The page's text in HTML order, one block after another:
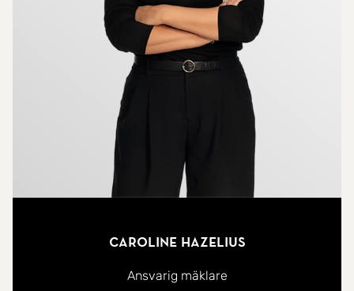
Caroline Hazelius
Ansvarig mäklare